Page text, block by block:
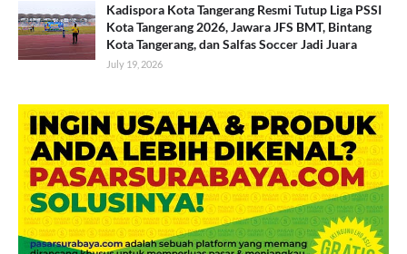
Kadispora Kota Tangerang Resmi Tutup Liga PSSI
Kota Tangerang 2026, Jawara JFS BMT, Bintang
Kota Tangerang, dan Salfas Soccer Jadi Juara
July 19, 2026